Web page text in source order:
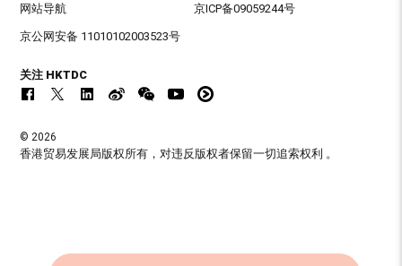
网站导航 京ICP备09059244号
京公网安备 11010102003523号
关注 HKTDC
© 2026
香港贸易发展局版权所有，对违反版权者保留一切追索权利 。